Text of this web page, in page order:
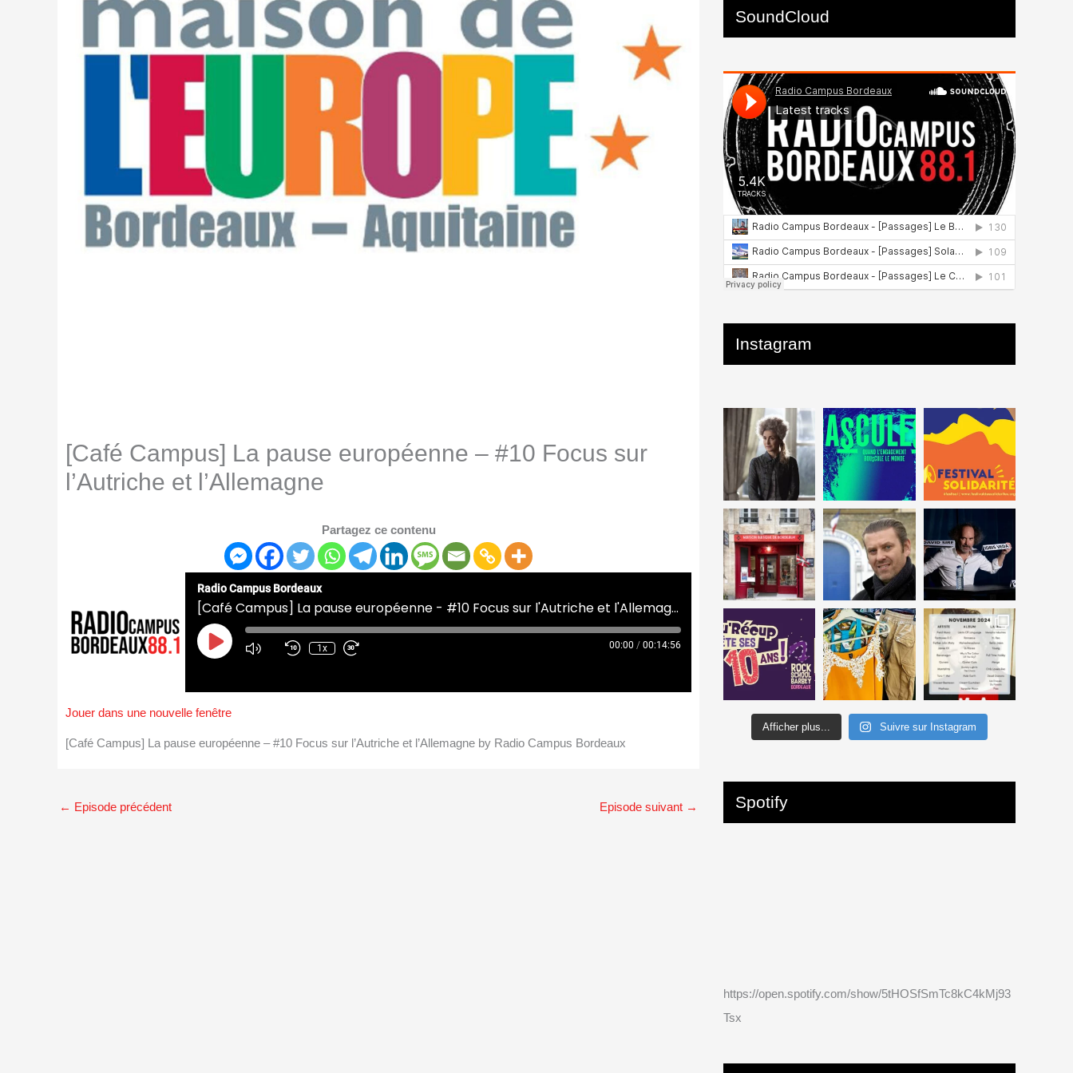
[Café Campus] La pause européenne – #10 Focus sur
l’Autriche et l’Allemagne
Partagez ce contenu
Radio Campus Bordeaux
[Café Campus] La pause européenne - #10 Focus sur l'Autriche et l'Allemagne
Play
Episode
1x 00:00 / 00:14:56
Jouer dans une nouvelle fenêtre
[Café Campus] La pause européenne – #10 Focus sur l’Autriche et l’Allemagne by Radio Campus Bordeaux
← Episode précédent Episode suivant →
SoundCloud
Instagram
Afficher plus... Suivre sur Instagram
Spotify
https://open.spotify.com/show/5tHOSfSmTc8kC4kMj93
Tsx